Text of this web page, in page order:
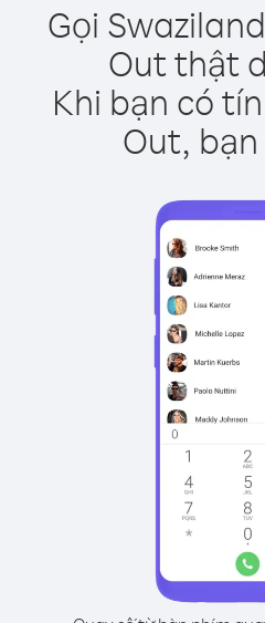
Gọi
Out thật
Khi bạn có
Out,